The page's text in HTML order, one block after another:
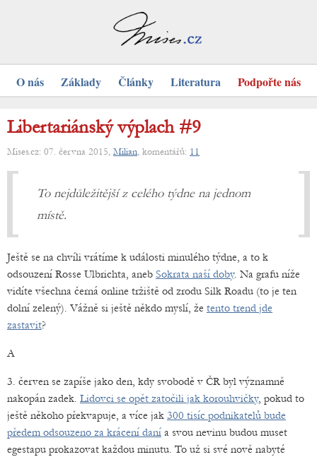
O nás Základy Články Literatura Podpořte nás
Libertariánský výplach #9
Mises.cz: 07. června 2015, Milian, komentářů: 11
To nejdůležitější z celého týdne na jednom
místě.
Ještě se na chvíli vrátíme k události minulého týdne, a to k
odsouzení Rosse Ulbrichta, aneb Sokrata naší doby. Na grafu níže
vidíte všechna černá online tržiště od zrodu Silk Roadu (to je ten
dolní zelený). Vážně si ještě někdo myslí, že tento trend jde
zastavit?
A
3. červen se zapíše jako den, kdy svobodě v ČR byl významně
nakopán zadek. Lidovci se opět zatočili jak korouhvičky, pokud to
ještě někoho překvapuje, a více jak 300 tisíc podnikatelů bude
předem odsouzeno za krácení daní a svou nevinu budou muset
egestapu prokazovat každou minutu. To už si své nově nabyté